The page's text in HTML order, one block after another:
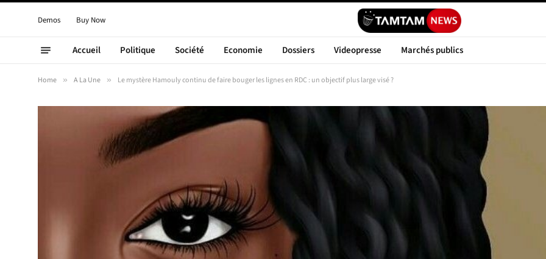
Demos Buy Now
Accueil Politique Société Economie Dossiers Videopresse Marchés publics
Home » A La Une » Le mystère Hamouly continu de faire bouger les lignes en RDC : un objectif plus large visé ?